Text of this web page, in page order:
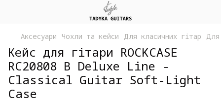
Аксесуари Чохли та кейси Для класичних гітар Для
Кейс для гітари ROCKCASE
RC20808 B Deluxe Line -
Classical Guitar Soft-Light
Case